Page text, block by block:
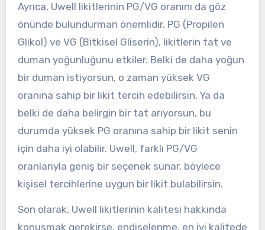
Ayrıca, Uwell likitlerinin PG/VG oranını da göz
önünde bulundurman önemlidir. PG (Propilen
Glikol) ve VG (Bitkisel Gliserin), likitlerin tat ve
duman yoğunluğunu etkiler. Belki de daha yoğun
bir duman istiyorsun, o zaman yüksek VG
oranına sahip bir likit tercih edebilirsin. Ya da
belki de daha belirgin bir tat arıyorsun, bu
durumda yüksek PG oranına sahip bir likit senin
için daha iyi olabilir. Uwell, farklı PG/VG
oranlarıyla geniş bir seçenek sunar, böylece
kişisel tercihlerine uygun bir likit bulabilirsin.
Son olarak, Uwell likitlerinin kalitesi hakkında
konuşmak gerekirse, endişelenme, en iyi kalitede